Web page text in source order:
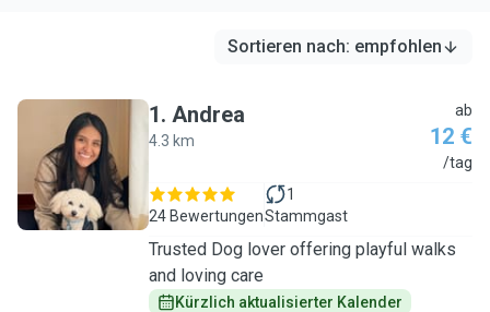
Sortieren nach: empfohlen
A
1. Andrea
4.3 km
ab
12 €
/tag
24 Bewertungen
1
Stammgast
Trusted Dog lover offering playful walks
and loving care
Kürzlich aktualisierter Kalender